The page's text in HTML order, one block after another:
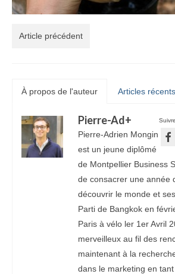
Article précédent
À propos de l'auteur Articles récents
Pierre-Ad+
Pierre-Adrien Mongin
est un jeune diplômé
de Montpellier Business
de consacrer une année
découvrir le monde et
Parti de Bangkok en
Paris à vélo ler 1er Avril
merveilleux au fil des
maintenant à la
dans le marketing en